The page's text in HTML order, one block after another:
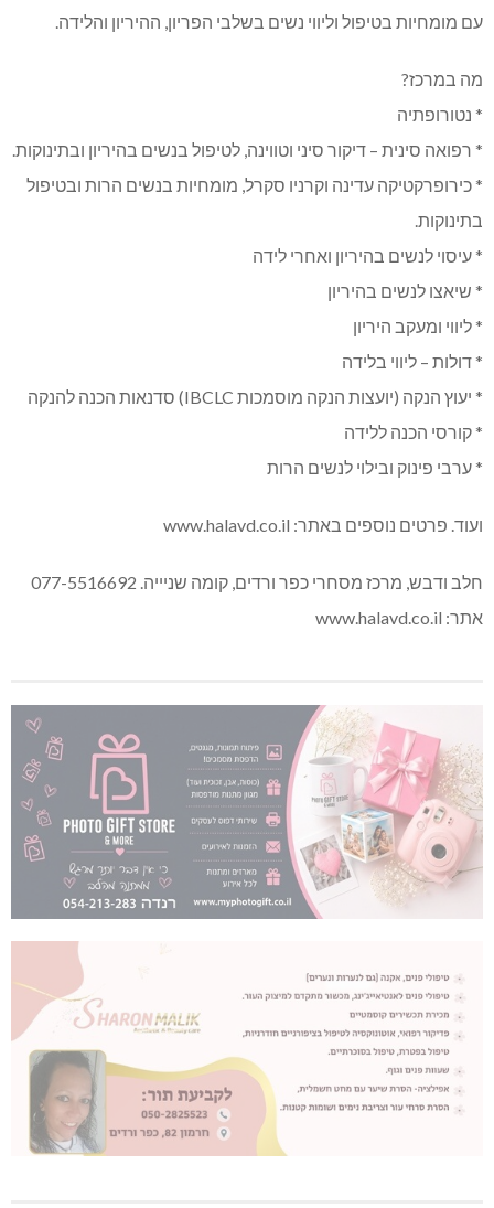
עם מומחיות בטיפול וליווי נשים בשלבי הפריון, ההיריון והלידה.
מה במרכז?
* נטורופתיה
* רפואה סינית – דיקור סיני וטווינה, לטיפול בנשים בהיריון ובתינוקות.
* כירופרקטיקה עדינה וקרניו סקרל, מומחיות בנשים הרות ובטיפול
בתינוקות.
* עיסוי לנשים בהיריון ואחרי לידה
* שיאצו לנשים בהיריון
* ליווי ומעקב היריון
* דולות – ליווי בלידה
* יעוץ הנקה (יועצות הנקה מוסמכות IBCLC) סדנאות הכנה להנקה
* קורסי הכנה ללידה
* ערבי פינוק ובילוי לנשים הרות
ועוד. פרטים נוספים באתר: www.halavd.co.il
חלב ודבש, מרכז מסחרי כפר ורדים, קומה שניייה. 077-5516692
אתר: www.halavd.co.il